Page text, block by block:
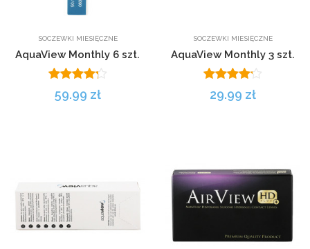
SOCZEWKI MIESIĘCZNE
AquaView Monthly 6 szt.
59.99 zł
SOCZEWKI MIESIĘCZNE
AquaView Monthly 3 szt.
29.99 zł